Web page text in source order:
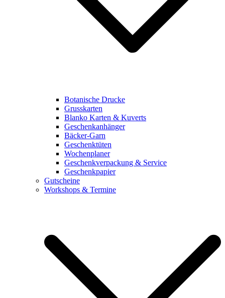
Botanische Drucke
Grusskarten
Blanko Karten & Kuverts
Geschenkanhänger
Bäcker-Garn
Geschenktüten
Wochenplaner
Geschenkverpackung & Service
Geschenkpapier
Gutscheine
Workshops & Termine